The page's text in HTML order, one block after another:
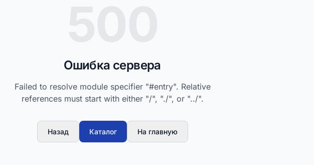
Ошибка сервера
Failed to resolve module specifier "#entry". Relative
references must start with either "/", "./", or "../".
Назад Каталог На главную